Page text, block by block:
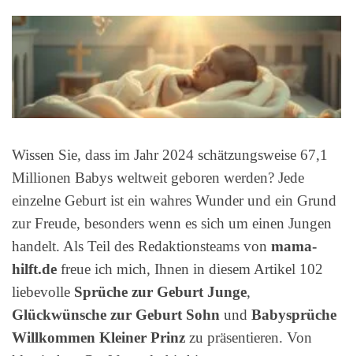
Wissen Sie, dass im Jahr 2024 schätzungsweise 67,1
Millionen Babys weltweit geboren werden? Jede
einzelne Geburt ist ein wahres Wunder und ein Grund
zur Freude, besonders wenn es sich um einen Jungen
handelt. Als Teil des Redaktionsteams von mama-
hilft.de freue ich mich, Ihnen in diesem Artikel 102
liebevolle Sprüche zur Geburt Junge,
Glückwünsche zur Geburt Sohn und Babysprüche
Willkommen Kleiner Prinz zu präsentieren. Von